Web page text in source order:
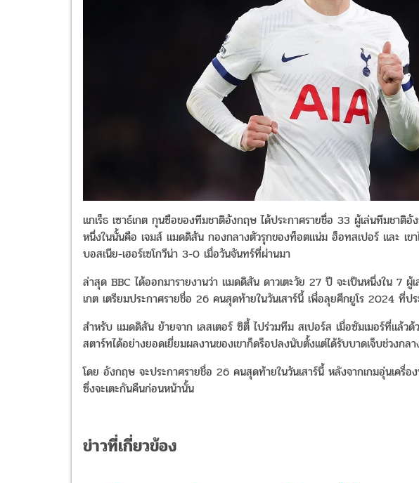
แกเร็ธ เซาธ์เกต กุนซือของทีมชาติอังกฤษ ได้ประกาศรายชื่อ 33 ผู้เล่นทีมชาติ
หนึ่งในนั้นคือ เจมส์ แมดดิสัน กองกลางตัวรุกของท็อตแน่ม ฮ็อทสเปอร์ และ เขา
บอสเนีย-เฮอร์เซโกวีน่า 3-0 เมื่อวันจันทร์ที่ผ่านมา
ล่าสุด BBC ได้ออกมารายงานว่า แมดดิสัน ดาวเตะวัย 27 ปี จะเป็นหนึ่งใน 7 ผู้
เกต เตรียมประกาศรายชื่อ 26 คนสุดท้ายในวันเสาร์นี้ เพื่อลุยศึกยูโร 2024 ที่ปร
สำหรับ แมดดิสัน ย้ายจาก เลสเตอร์ ซิตี้ ไปร่วมทีม สเปอร์ส เมื่อซัมเมอร์ที่แล้
สตาร์ทได้อย่างยอดเยี่ยมผลงานของเขาก็ดร็อปลงนับตั้งแต่ได้รับบาดเจ็บช่วงกล
โดย อังกฤษ จะประกาศรายชื่อ 26 คนสุดท้ายในวันเสาร์นี้ หลังจากเกมอุ่นเค
ซึ่งจะเตะกันคืนก่อนหน้านั้น
ข่าวที่เกี่ยวข้อง